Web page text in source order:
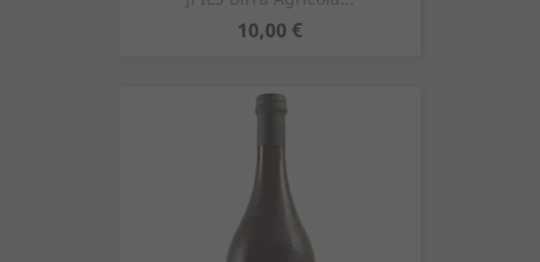
Prezzo
10,00 €